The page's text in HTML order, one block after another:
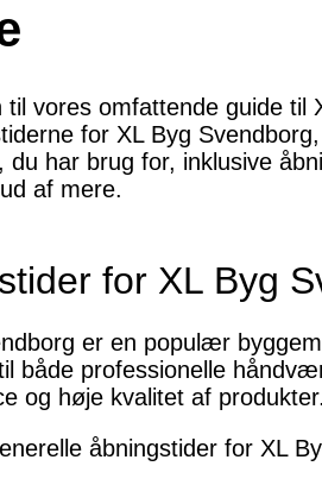
til vores omfattende guide til
for XL Byg
du har brug for, inklusive
af mere.
for XL Byg
er en populær
både professionelle
og høje kvalitet af produkter.
åbningstider for XL